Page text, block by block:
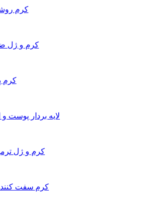
کرم
کرم و ژل
کرم
لایه بردار پوست
کرم و ژل
کرم سفت